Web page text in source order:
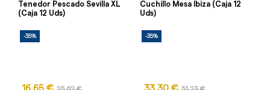
Tenedor Pescado Sevilla XL
(Caja 12 Uds)
-35%
Cuchillo Mesa Ibiza (Caja 12
Uds)
-35%